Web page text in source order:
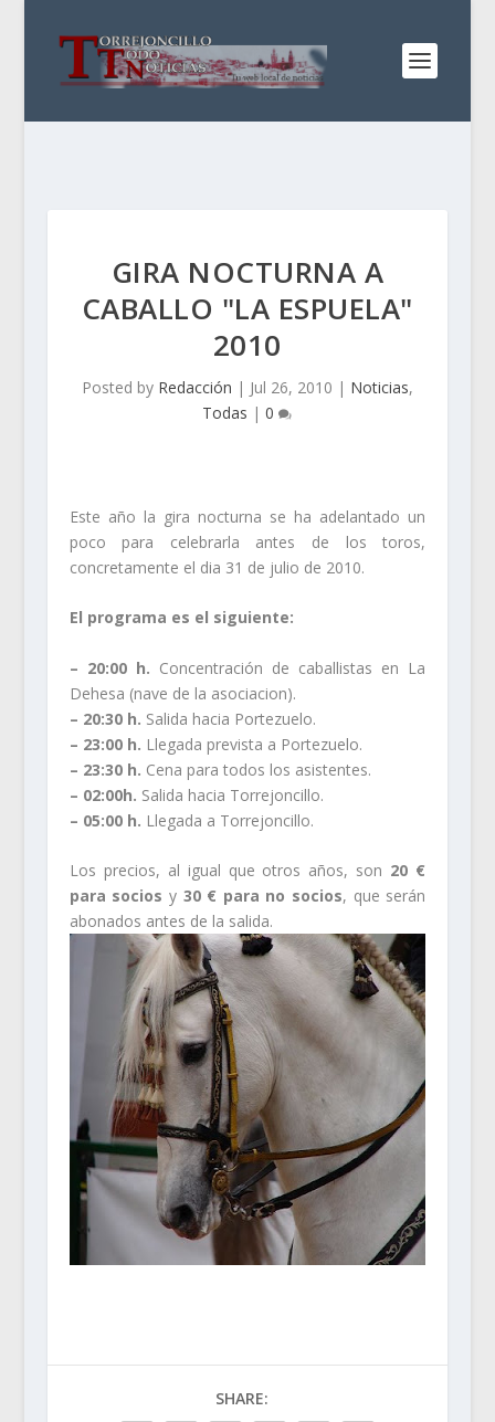
GIRA NOCTURNA A
CABALLO "LA ESPUELA"
2010
Posted by Redacción | Jul 26, 2010 | Noticias,
Todas |0
Este año la gira nocturna se ha adelantado un
poco para celebrarla antes de los toros,
concretamente el dia 31 de julio de 2010.
El programa es el siguiente:
– 20:00 h. Concentración de caballistas en La
Dehesa (nave de la asociacion).
– 20:30 h. Salida hacia Portezuelo.
– 23:00 h. Llegada prevista a Portezuelo.
– 23:30 h. Cena para todos los asistentes.
– 02:00h. Salida hacia Torrejoncillo.
– 05:00 h. Llegada a Torrejoncillo.
Los precios, al igual que otros años, son 20 €
para socios y 30 € para no socios, que serán
abonados antes de la salida.
SHARE: